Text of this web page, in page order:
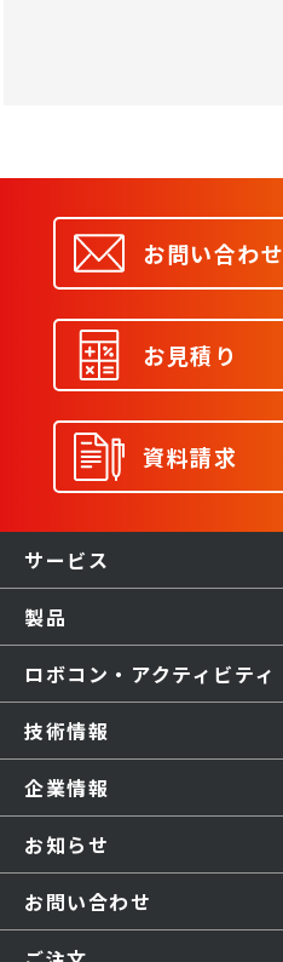
お問い合わせ
お見積り
資料請求
サービス
製品
ロボコン・アクティビティ
技術情報
企業情報
お知らせ
お問い合わせ